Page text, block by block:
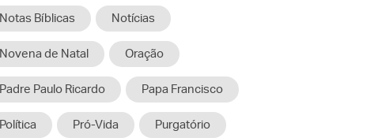
Notas Bíblicas Notícias
Novena de Natal Oração
Padre Paulo Ricardo Papa Francisco
Política Pró-Vida Purgatório